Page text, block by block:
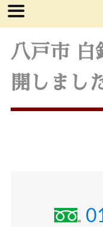
八戸市 白
開しまし